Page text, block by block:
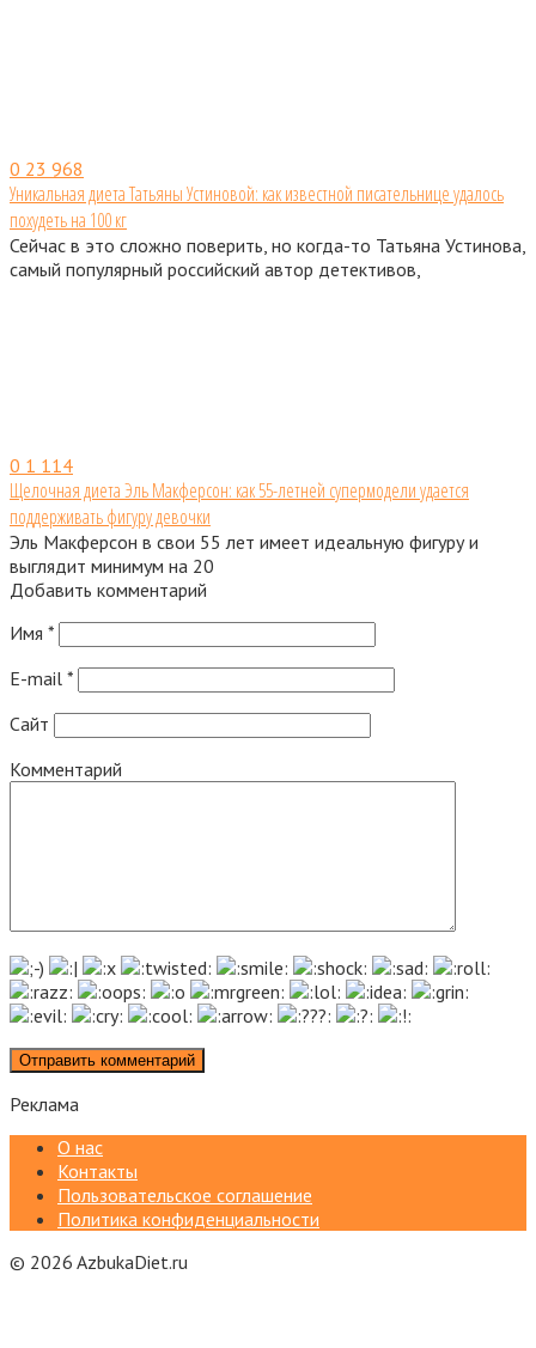
0 23 968
Уникальная диета Татьяны Устиновой: как известной писательнице удалось
похудеть на 100 кг
Сейчас в это сложно поверить, но когда-то Татьяна Устинова,
самый популярный российский автор детективов,
0 1 114
Щелочная диета Эль Макферсон: как 55-летней супермодели удается
поддерживать фигуру девочки
Эль Макферсон в свои 55 лет имеет идеальную фигуру и
выглядит минимум на 20
Добавить комментарий
Имя *
E-mail *
Сайт
Комментарий
Реклама
О нас
Контакты
Пользовательское соглашение
Политика конфиденциальности
© 2026 AzbukaDiet.ru